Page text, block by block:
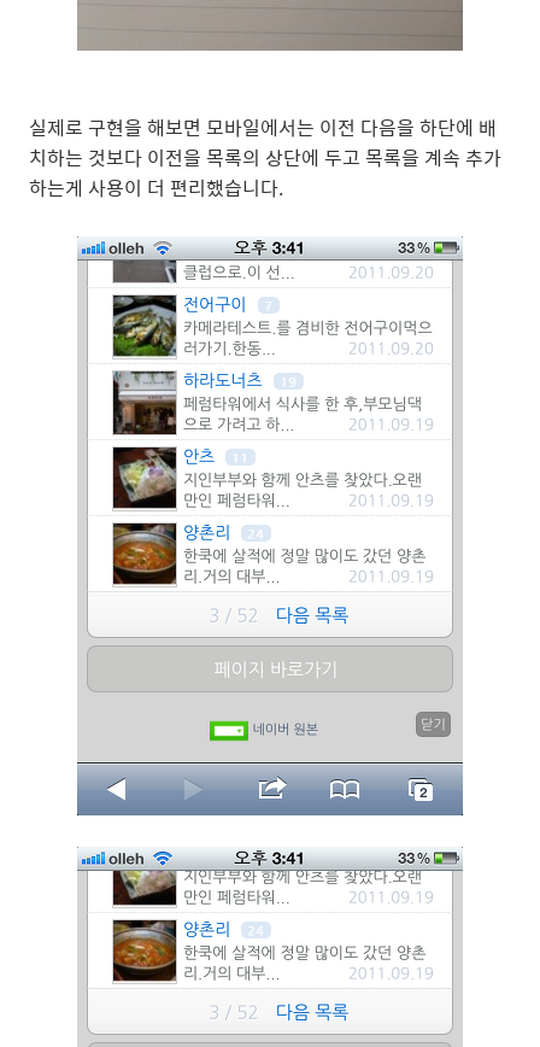
실제로 구현을 해보면 모바일에서는 이전 다음을 하단에 배
치하는 것보다 이전을 목록의 상단에 두고 목록을 계속 추가
하는게 사용이 더 편리했습니다.